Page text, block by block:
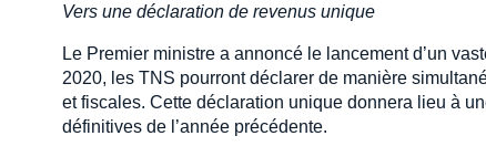
Vers une déclaration de revenus unique
Le Premier ministre a annoncé le lancement d’un
2020, les TNS pourront déclarer de manière
et fiscales. Cette déclaration unique donnera lieu à
définitives de l’année précédente.